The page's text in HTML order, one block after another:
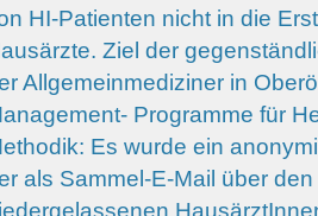
HI-Patienten nicht in die
Ziel der
Allgemeinmediziner in
Programme für
Es wurde ein
als Sammel-E-Mail über